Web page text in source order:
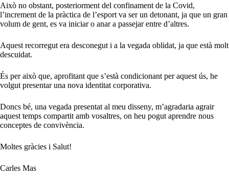
Això no obstant, posteriorment del confinament de la Covid,
l’increment de la pràctica de l’esport va ser un detonant, ja que un gran
volum de gent, es va iniciar o anar a passejar entre d’altres.
Aquest recorregut era desconegut i a la vegada oblidat, ja que està molt
descuidat.
És per això que, aprofitant que s’està condicionant per aquest ús, he
volgut presentar una nova identitat corporativa.
Doncs bé, una vegada presentat al meu disseny, m’agradaria agrair
aquest temps compartit amb vosaltres, on heu pogut aprendre nous
conceptes de convivència.
Moltes gràcies i Salut!
Carles Mas